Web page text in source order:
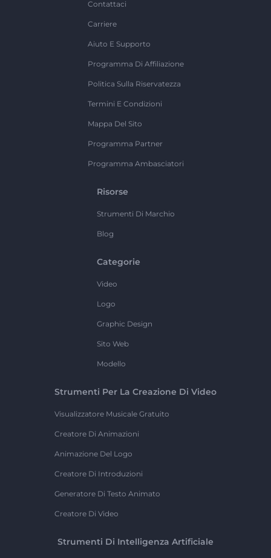
Contattaci
Carriere
Aiuto E Supporto
Programma Di Affiliazione
Politica Sulla Riservatezza
Termini E Condizioni
Mappa Del Sito
Programma Partner
Programma Ambasciatori
Risorse
Strumenti Di Marchio
Blog
Categorie
Video
Logo
Graphic Design
Sito Web
Modello
Strumenti Per La Creazione Di Video
Visualizzatore Musicale Gratuito
Creatore Di Animazioni
Animazione Del Logo
Creatore Di Introduzioni
Generatore Di Testo Animato
Creatore Di Video
Strumenti Di Intelligenza Artificiale